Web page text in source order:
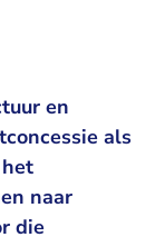
en
als
naar
die